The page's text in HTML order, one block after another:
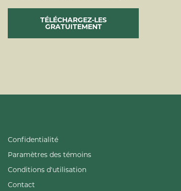
TÉLÉCHARGEZ-LES
GRATUITEMENT
Confidentialité
Paramètres des témoins
Conditions d'utilisation
Contact